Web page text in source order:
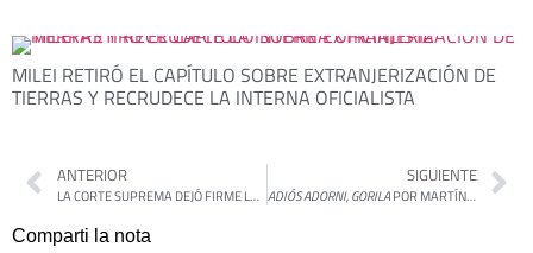
MILEI RETIRÓ EL CAPÍTULO SOBRE EXTRANJERIZACIÓN DE
TIERRAS Y RECRUDECE LA INTERNA OFICIALISTA
ANTERIOR
LA CORTE SUPREMA DEJÓ FIRME LA CAUTELAR QUE OBLIGA AL GOBIERNO A APLICAR LA LEY DE FINANCIAMIENTO UNIVERSITARIO
SIGUIENTE
ADIÓS ADORNI, GORILAPOR MARTÍN GAMBAROTTA
Comparti la nota